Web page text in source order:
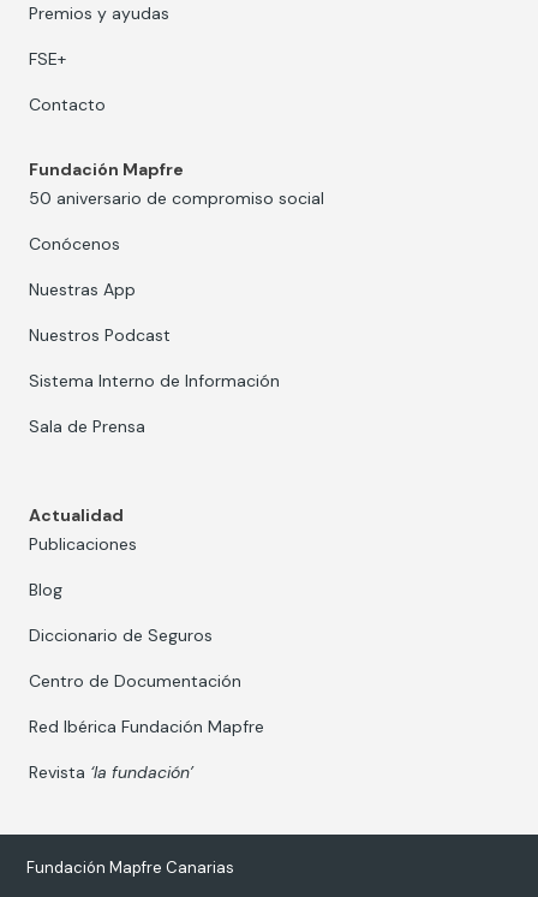
Premios y ayudas
FSE+
Contacto
Fundación Mapfre
50 aniversario de compromiso social
Conócenos
Nuestras App
Nuestros Podcast
Sistema Interno de Información
Sala de Prensa
Actualidad
Publicaciones
Blog
Diccionario de Seguros
Centro de Documentación
Red Ibérica Fundación Mapfre
Revista ‘la fundación’
Fundación Mapfre Canarias